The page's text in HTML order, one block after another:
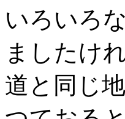
いろいろ
ましたけ
道と同じ